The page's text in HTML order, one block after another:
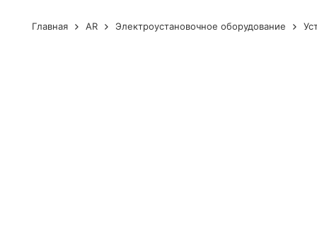
Главная AR Электроустановочное оборудование